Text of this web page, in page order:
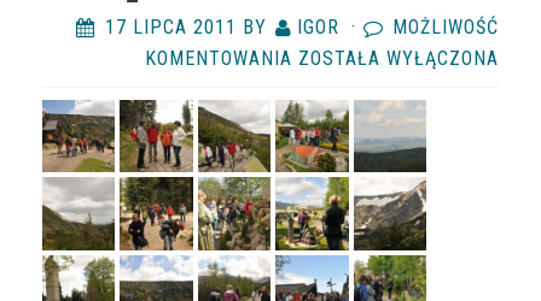
17 LIPCA 2011 BY IGOR ·
MOŻLIWOŚĆ
KOMENTOWANIA WYCIECZKA,
2011
ZOSTAŁA WYŁĄCZONA